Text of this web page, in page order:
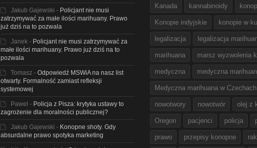
Jakub Gajewski - Policjant nie musi
zatrzymywać za małe ilości marihuany. Prawo
już dziś na to pozwala
Janek- Policjant nie musi zatrzymywać za
małe ilości marihuany. Prawo już dziś na to
pozwala
Tomasz- Odpowiedź MSWiA na nasz list
otwarty. Formalność zamiast refleksji
systemowej
Pawel - Policja z Pisza: krytyka ustawy to
zagrożenie dla moralności publicznej?
Jakub Gajewski - Konopne shoty. Gdy
absurdalne prawo spotyka marketing
Kanada kannabinoidy
Konopie indyjskie konopie w
legalizacja legalizacja
marihuana marsz wyzwolenia
medyczna medyczna
Medyczna marihuana w Czechach
nowotwory nowotwór olej z
Oregon pacjenci policja
prawo przepisy konopne rak